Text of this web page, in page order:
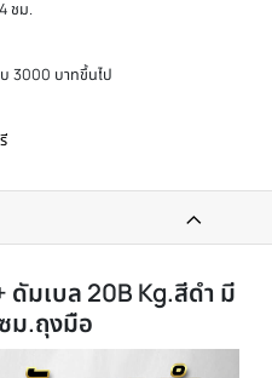
น 24 ชม.
ชิ้น
ครบ 3000 บาทขึ้นไป